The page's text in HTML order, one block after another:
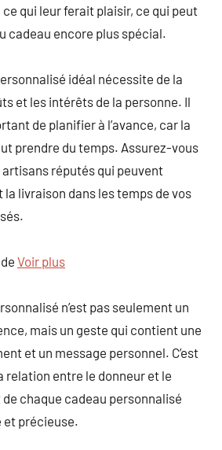
qui leur ferait plaisir, ce qui peut
cadeau encore plus spécial.
idéal nécessite de la
et les intérêts de la personne. Il
de planifier à l’avance, car la
prendre du temps. Assurez-vous
réputés qui peuvent
livraison dans les temps de vos
Voir plus
n’est pas seulement un
mais un geste qui contient une
et un message personnel. C’est
relation entre le donneur et le
chaque cadeau personnalisé
et précieuse.